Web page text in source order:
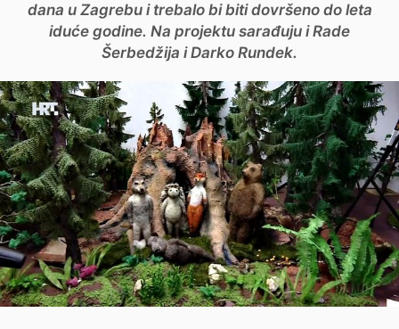
dana u Zagrebu i trebalo bi biti dovršeno do leta
iduće godine. Na projektu sarađuju i Rade
Šerbedžija i Darko Rundek.